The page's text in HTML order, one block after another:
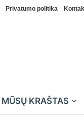
Privatumo politika
MŪSŲ KRAŠTAS